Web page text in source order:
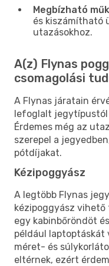
Megbízható
és kiszámítható
utazásokhoz.
A(z) Flynas
csomagolási
A Flynas járatain
lefoglalt
Érdemes még az
szerepel a
pótdíjakat.
Kézipoggyász
A legtöbb Flynas
kézipoggyász
egy kabinbőröndöt
például laptoptáskát
méret- és
eltérnek, ezért